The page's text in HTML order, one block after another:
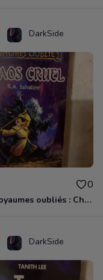
DarkSide
0
Les royaumes oubliés : Chaos cruel, pentalogie du clerc
DarkSide